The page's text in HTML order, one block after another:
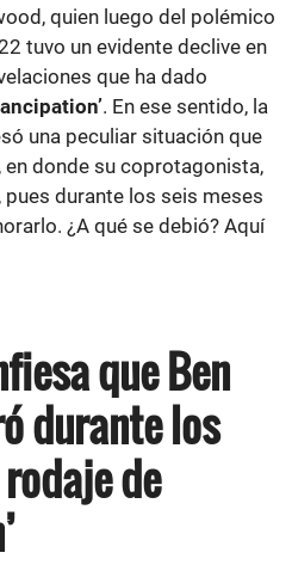
quien luego del polémico
tuvo un evidente declive en
que ha dado
. En ese sentido, la
una peculiar situación que
donde su coprotagonista,
pues durante los seis meses
¿A qué se debió? Aquí
que Ben
durante los
de